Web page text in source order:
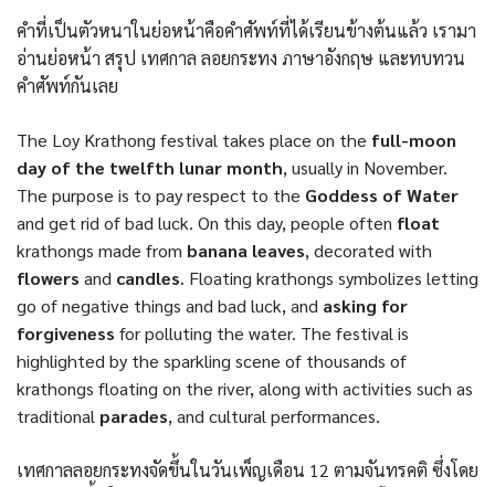
คำที่เป็นตัวหนาในย่อหน้าคือคำศัพท์ที่ได้เรียนข้างต้นแล้ว เรามา
อ่านย่อหน้า สรุป เทศกาล ลอยกระทง ภาษาอังกฤษ และทบทวน
คำศัพท์กันเลย
The Loy Krathong festival takes place on the full-moon
day of the twelfth lunar month, usually in November.
The purpose is to pay respect to the Goddess of Water
and get rid of bad luck. On this day, people often float
krathongs made from banana leaves, decorated with
flowers and candles. Floating krathongs symbolizes letting
go of negative things and bad luck, and asking for
forgiveness for polluting the water. The festival is
highlighted by the sparkling scene of thousands of
krathongs floating on the river, along with activities such as
traditional parades, and cultural performances.
เทศกาลลอยกระทงจัดขึ้นในวันเพ็ญเดือน 12 ตามจันทรคติ ซึ่งโดย